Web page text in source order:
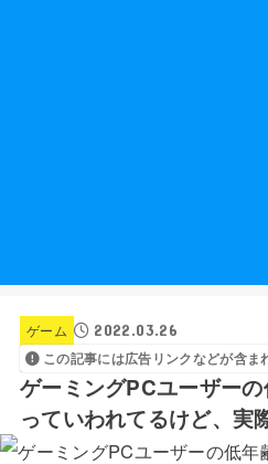
ゲーム
2022.03.26
この記事には広告リンクなどが含ま
ゲーミングPCユーザー
っていわれてるけど、実